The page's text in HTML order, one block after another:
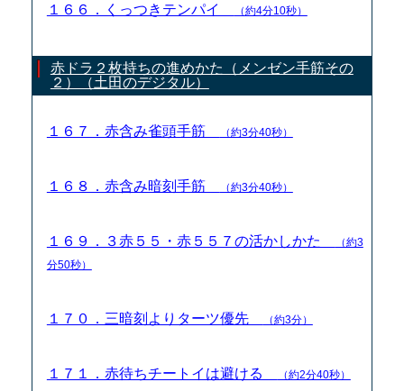
１６６．くっつきテンパイ （約4分10秒）
赤ドラ２枚持ちの進めかた（メンゼン手筋その
２）（土田のデジタル）
１６７．赤含み雀頭手筋 （約3分40秒）
１６８．赤含み暗刻手筋 （約3分40秒）
１６９．３赤５５・赤５５７の活かしかた
（約3
分50秒）
１７０．三暗刻よりターツ優先 （約3分）
１７１．赤待ちチートイは避ける （約2分40秒）